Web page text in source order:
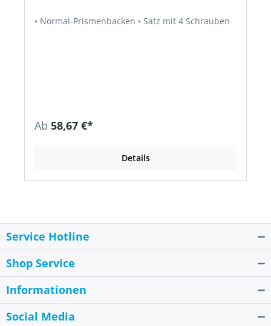
• Normal-Prismenbacken • Satz mit 4 Schrauben
Ab 58,67 €*
Details
Service Hotline
Shop Service
Informationen
Social Media